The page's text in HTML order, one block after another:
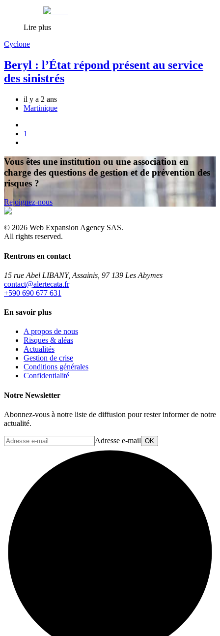
Lire plus
Cyclone
Beryl : l’État répond présent au service
des sinistrés
il y a 2 ans
Martinique
1
Vous êtes une institution ou une association en
charge des questions de gestion et de prévention des
risques ?
Rejoignez-nous
© 2026 Web Expansion Agency SAS.
All rights reserved.
Rentrons en contact
15 rue Abel LIBANY, Assainis, 97 139 Les Abymes
rf.atacetrela@tcatnoc
+590 690 677 631
En savoir plus
A propos de nous
Risques & aléas
Actualités
Gestion de crise
Conditions générales
Confidentialité
Notre Newsletter
Abonnez-vous à notre liste de diffusion pour rester informer de notre
actualité.
Adresse e-mail